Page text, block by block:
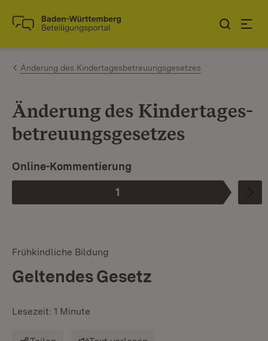
Zum Inhalt springen
Link zur Startseite
Änderung des Kindertagesbetreuungsgesetzes
Änderung des Kindertages­­
betreuungsgesetzes
Phase
1
:
Online-Kommentierung
Frühkindliche Bildung
Geltendes Gesetz
Lesezeit: 1 Minute